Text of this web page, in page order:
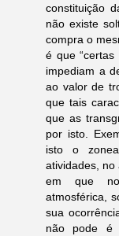
constituição
não existe
compra o
é que “certas
impediam a
ao valor de
que tais
que as
por isto.
isto o
atividades, no
em que
atmosférica,
sua
não pode é